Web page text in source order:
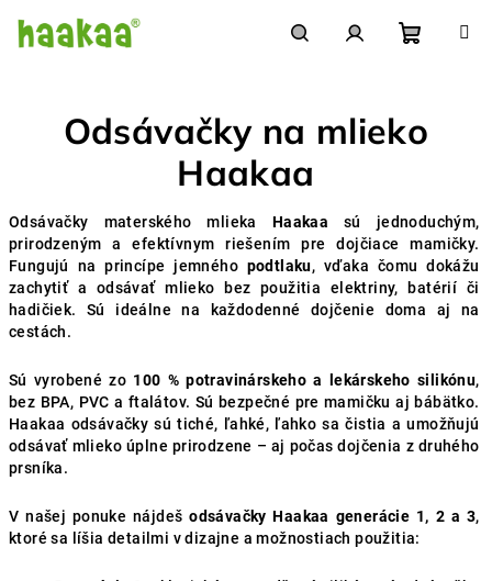
obsah
košík
Odsávačky na mlieko
Haakaa
Odsávačky materského mlieka Haakaa sú jednoduchým,
prirodzeným a efektívnym riešením pre dojčiace mamičky.
Fungujú na princípe jemného podtlaku, vďaka čomu dokážu
zachytiť a odsávať mlieko bez použitia elektriny, batérií či
hadičiek. Sú ideálne na každodenné dojčenie doma aj na
cestách.
Sú vyrobené zo 100 % potravinárskeho a lekárskeho silikónu,
bez BPA, PVC a ftalátov. Sú bezpečné pre mamičku aj bábätko.
Haakaa odsávačky sú tiché, ľahké, ľahko sa čistia a umožňujú
odsávať mlieko úplne prirodzene – aj počas dojčenia z druhého
prsníka.
V našej ponuke nájdešodsávačky Haakaa generácie 1, 2 a 3,
ktoré sa líšia detailmi v dizajne a možnostiach použitia: